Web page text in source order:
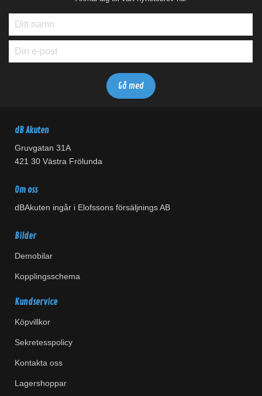
dB Akuten
Gruvgatan 31A
421 30 Västra Frölunda
Om oss
dBAkuten ingår i Elofssons försäljnings AB
Bilder
Demobilar
Kopplingsschema
Kundservice
Köpvillkor
Sekretesspolicy
Kontakta oss
Lagershoppar